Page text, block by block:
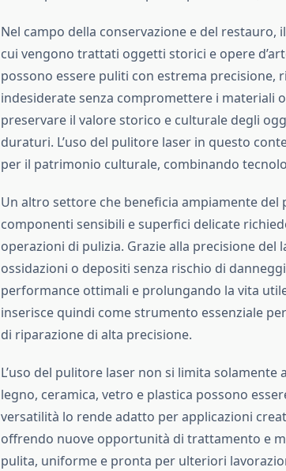
Nel campo della conservazione e del
cui vengono trattati oggetti storici e opere
possono essere puliti con estrema precisione,
indesiderate senza compromettere i materiali
preservare il valore storico e culturale degli
duraturi. L’uso del pulitore laser in questo
per il patrimonio culturale, combinando
Un altro settore che beneficia ampiamente del
componenti sensibili e superfici delicate
operazioni di pulizia. Grazie alla precisione del
ossidazioni o depositi senza rischio di
performance ottimali e prolungando la vita
inserisce quindi come strumento essenziale
di riparazione di alta precisione.
L’uso del pulitore laser non si limita
legno, ceramica, vetro e plastica possono
versatilità lo rende adatto per applicazioni
offrendo nuove opportunità di trattamento e
pulita, uniforme e pronta per ulteriori